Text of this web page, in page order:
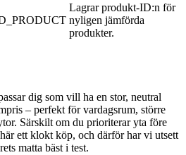
Lagrar produkt-ID:n för
nyligen jämförda
produkter.
dig som vill ha en stor, neutral
– perfekt för vardagsrum, större
Särskilt om du prioriterar yta före
ett klokt köp, och därför har vi utsett
matta bäst i test.